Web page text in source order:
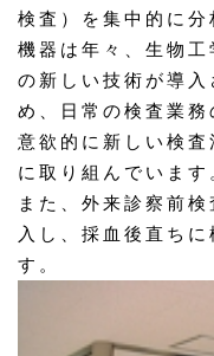
検査）を集中的に
機器は年々、生物
の新しい技術が導
め、日常の検査業
意欲的に新しい検
に取り組んでいます
また、外来診察前
入し、採血後直ち
す。